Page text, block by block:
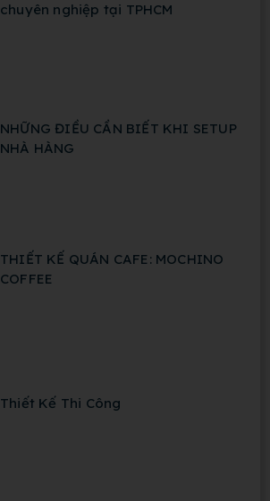
chuyên nghiệp tại TPHCM
NHỮNG ĐIỀU CẦN BIẾT KHI SETUP
NHÀ HÀNG
THIẾT KẾ QUÁN CAFE: MOCHINO
COFFEE
Thiết Kế Thi Công